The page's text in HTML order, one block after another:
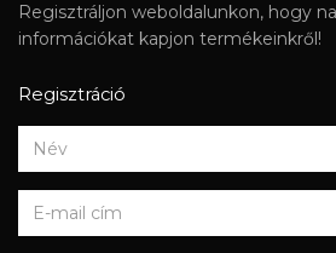
Regisztráljon weboldalunkon, hogy
információkat kapjon termékeinkről!
Regisztráció